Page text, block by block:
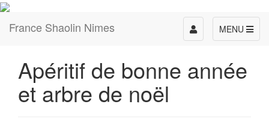
France Shaolin Nimes MENU
Toggle
navigation
Apéritif de bonne année
et arbre de noël